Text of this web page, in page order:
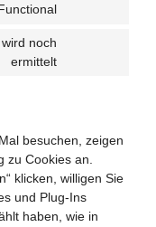
noch
ermittelt
besuchen, zeigen
zu Cookies an.
klicken, willigen Sie
und Plug-Ins
haben, wie in